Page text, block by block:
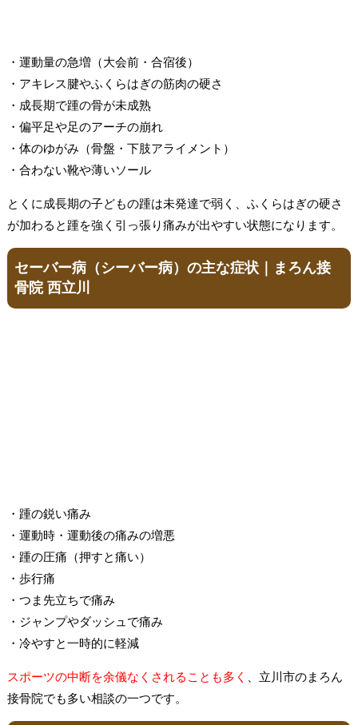
・運動量の急増（大会前・合宿後）
・アキレス腱やふくらはぎの筋肉の硬さ
・成長期で踵の骨が未成熟
・偏平足や足のアーチの崩れ
・体のゆがみ（骨盤・下肢アライメント）
・合わない靴や薄いソール
とくに成長期の子どもの踵は未発達で弱く、ふくらはぎの硬さ
が加わると踵を強く引っ張り痛みが出やすい状態になります。
セーバー病（シーバー病）の主な症状｜まろん接
骨院 西立川
・踵の鋭い痛み
・運動時・運動後の痛みの増悪
・踵の圧痛（押すと痛い）
・歩行痛
・つま先立ちで痛み
・ジャンプやダッシュで痛み
・冷やすと一時的に軽減
スポーツの中断を余儀なくされることも多く
、立川市のまろん
接骨院でも多い相談の一つです。